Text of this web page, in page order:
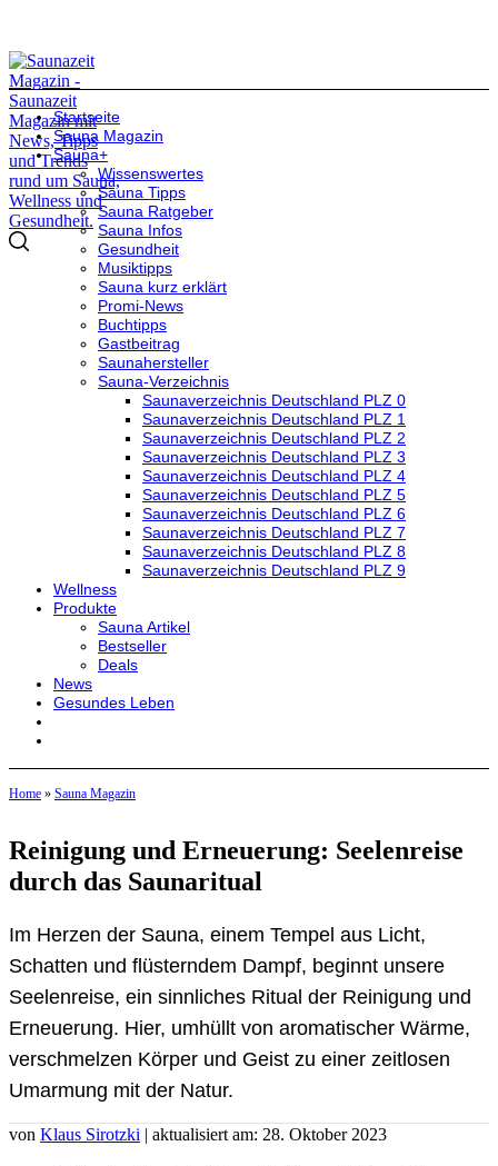
Startseite
Sauna Magazin
Sauna+
Wissenswertes
Sauna Tipps
Sauna Ratgeber
Sauna Infos
Gesundheit
Musiktipps
Sauna kurz erklärt
Promi-News
Buchtipps
Gastbeitrag
Saunahersteller
Sauna-Verzeichnis
Saunaverzeichnis Deutschland PLZ 0
Saunaverzeichnis Deutschland PLZ 1
Saunaverzeichnis Deutschland PLZ 2
Saunaverzeichnis Deutschland PLZ 3
Saunaverzeichnis Deutschland PLZ 4
Saunaverzeichnis Deutschland PLZ 5
Saunaverzeichnis Deutschland PLZ 6
Saunaverzeichnis Deutschland PLZ 7
Saunaverzeichnis Deutschland PLZ 8
Saunaverzeichnis Deutschland PLZ 9
Wellness
Produkte
Sauna Artikel
Bestseller
Deals
News
Gesundes Leben
Home » Sauna Magazin
Reinigung und Erneuerung: Seelenreise
durch das Saunaritual
Im Herzen der Sauna, einem Tempel aus Licht,
Schatten und flüsterndem Dampf, beginnt unsere
Seelenreise, ein sinnliches Ritual der Reinigung und
Erneuerung. Hier, umhüllt von aromatischer Wärme,
verschmelzen Körper und Geist zu einer zeitlosen
Umarmung mit der Natur.
von Klaus Sirotzki | aktualisiert am: 28. Oktober 2023